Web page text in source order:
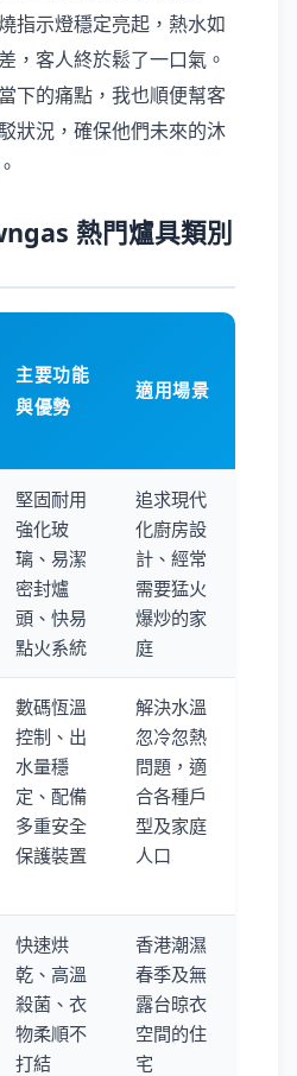
指示燈穩定亮起，熱水如
，客人終於鬆了一口氣。
下的痛點，我也順便幫客
狀況，確保他們未來的沐
熱門爐具類別
主要功能
與優勢
適用場景
堅固耐用
強化玻
璃、易潔
密封爐
頭、快易
點火系統
追求現代
化廚房設
計、經常
需要猛火
爆炒的家
庭
數碼恆溫
控制、出
水量穩
定、配備
多重安全
保護裝置
解決水溫
忽冷忽熱
問題，適
合各種戶
型及家庭
人口
快速烘
乾、高溫
殺菌、衣
物柔順不
打結
香港潮濕
春季及無
露台晾衣
空間的住
宅